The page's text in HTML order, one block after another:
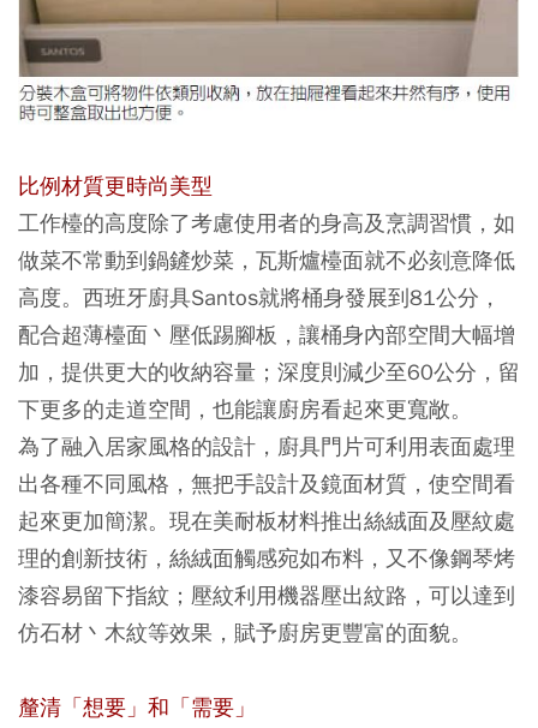
比例材質更時尚美型
工作檯的高度除了考慮使用者的身高及烹調習慣，如
做菜不常動到鍋鏟炒菜，瓦斯爐檯面就不必刻意降低
高度。西班牙廚具Santos就將桶身發展到81公分，
配合超薄檯面丶壓低踢腳板，讓桶身內部空間大幅增
加，提供更大的收納容量；深度則減少至60公分，留
下更多的走道空間，也能讓廚房看起來更寬敞。
為了融入居家風格的設計，廚具門片可利用表面處理
出各種不同風格，無把手設計及鏡面材質，使空間看
起來更加簡潔。現在美耐板材料推出絲絨面及壓紋處
理的創新技術，絲絨面觸感宛如布料，又不像鋼琴烤
漆容易留下指紋；壓紋利用機器壓出紋路，可以達到
仿石材丶木紋等效果，賦予廚房更豐富的面貌。
釐清「想要」和「需要」